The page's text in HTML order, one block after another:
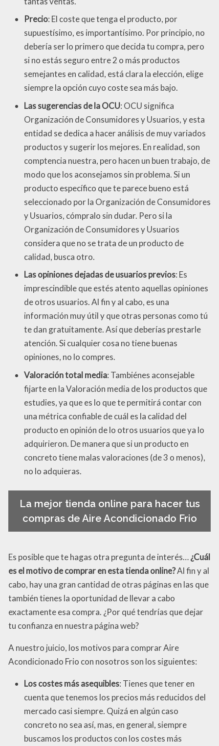
Precio: El coste que tenga el producto, por
supuestísimo, es importantísimo. Por principio, no
debería ser lo primero que decida tu compra, pero
si no estás seguro entre 2 o más productos
semejantes en calidad, está clara la elección, elige
siempre la opción cuyo coste sea más bajo.
Las sugerencias de la OCU: OCU significa
Organización de Consumidores y Usuarios, y esta
entidad se dedica a hacer análisis de muy variados
productos y sugerir los mejores. En realidad, son
comptencia nuestra, pero hacen un buen trabajo, de
modo que los aconsejamos sin problema. Si un
producto específico que te parece bueno está
seleccionado por la Organización de Consumidores
y Usuarios, cómpralo sin dudar. Pero si la
Organización de Consumidores y Usuarios
considera que no se trata de un producto de
calidad, busca otro.
Las opiniones dejadas de usuarios previos: Es
imprescindible que estés atento aquellas opiniones
de otros usuarios. Al fin y al cabo, es una
información muy útil y que otras personas como tú
te dan gratuitamente. Así que deberías prestarle
atención. Si cualquier cosa no tiene buenas
opiniones, no lo compres.
Valoración total media: Tambiénes aconsejable
fijarte en la Valoración media de los productos que
estudies, ya que es lo que te permitirá contar con
una métrica confiable de cuál es la calidad del
producto en opinión de lo otros usuarios que ya lo
adquirieron. De manera que si un producto en
concreto tiene malas valoraciones (de 3 o menos),
no lo adquieras.
La mejor tienda online para hacer tus
compras de Aire Acondicionado Frio
Es posible que te hagas otra pregunta de interés…¿Cuál
es el motivo de comprar en esta tienda online?Al fin y al
cabo, hay una gran cantidad de otras páginas en las que
también tienes la oportunidad de llevar a cabo
exactamente esa compra. ¿Por qué tendrías que dejar
tu confianza en nuestra página web?
A nuestro juicio, los motivos para comprar Aire
Acondicionado Frio con nosotros son los siguientes:
Los costes más asequibles: Tienes que tener en
cuenta que tenemos los precios más reducidos del
mercado casi siempre. Quizá en algún caso
concreto no sea así, mas, en general, siempre
buscamos los productos con los costes más